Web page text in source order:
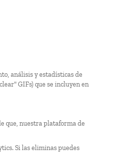
análisis y estadísticas de
GIFs) que se incluyen en
que, nuestra plataforma de
Si las eliminas puedes